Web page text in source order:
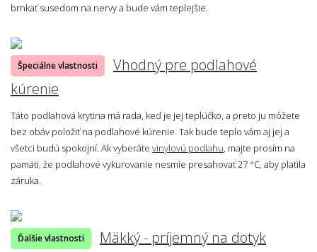
brnkať susedom na nervy a bude vám teplejšie.
Špeciálne vlastnosti
Vhodný pre podlahové
kúrenie
Táto podlahová krytina má rada, keď je jej teplúčko, a preto ju môžete
bez obáv položiť na podlahové kúrenie. Tak bude teplo vám aj jej a
všetci budú spokojní. Ak vyberáte vinylovú podlahu , majte prosím na
pamäti, že podlahové vykurovanie nesmie presahovať 27 °C, aby platila
záruka.
Ďalšie vlastnosti Mäkký - príjemný na dotyk